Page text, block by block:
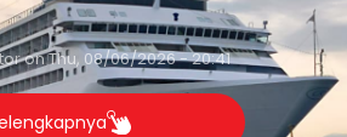
yang sama tahun lalu
1,32 juta GT.
onThu, 08/06/2026 - 20:41